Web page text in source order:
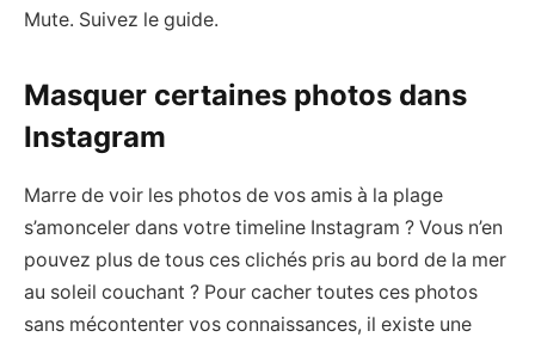
Mute. Suivez le guide.
Masquer certaines photos dans
Instagram
Marre de voir les photos de vos amis à la plage
s’amonceler dans votre timeline Instagram ? Vous n’en
pouvez plus de tous ces clichés pris au bord de la mer
au soleil couchant ? Pour cacher toutes ces photos
sans mécontenter vos connaissances, il existe une